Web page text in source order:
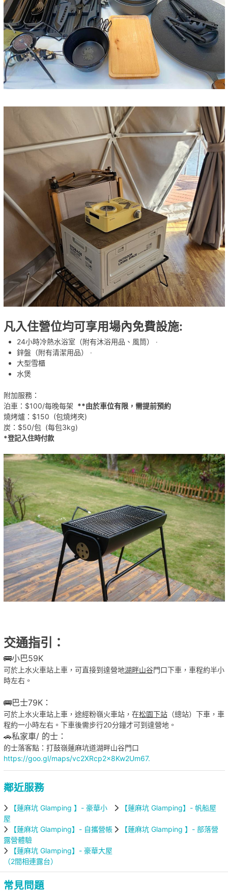
凡入住營位均可享用場內免費設施:
24小時冷熱水浴室（附有沐浴用品、風筒） ‧
鋅盤（附有清潔用品） ‧
大型雪櫃
水煲
附加服務：
泊車：$100/每晚每架 **由於車位有限，需提前預約
燒烤爐：$150 (包燒烤夾)
炭：$50/包 (每包3kg)
*登記入住時付款
交通指引：
🚌小巴59K
可於上水火車站上車，可直接到達營地湖畔山谷門口下車，車程約半小
時左右。
🚌巴士79K：
可於上水火車站上車，途經粉嶺火車站，在松園下站（總站）下車，車
程約一小時左右。下車後需步行20分鐘才可到達營地。
🚗私家車/ 的士：
的士落客點：打鼓嶺蓮麻坑道湖畔山谷門口
https://goo.gl/maps/vc2XRcp2x8Kw2Um67.
鄰近服務
【蓮麻坑 Glamping 】- 豪華小
屋
【蓮麻坑 Glamping】- 帆船屋
【蓮麻坑 Glamping】- 自攜營帳
露營體驗
【蓮麻坑 Glamping 】- 部落營
【蓮麻坑 Glamping】- 豪華大屋
（2間相連露台）
常見問題